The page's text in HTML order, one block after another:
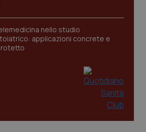
nello studio
applicazioni concrete e